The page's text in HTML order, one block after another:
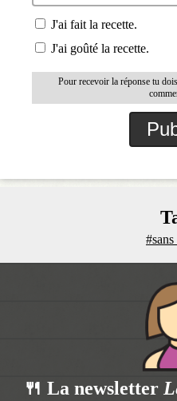
J'ai fait la recette.
J'ai goûté la recette.
Pour recevoir la réponse tu dois
🍴 La newsletter